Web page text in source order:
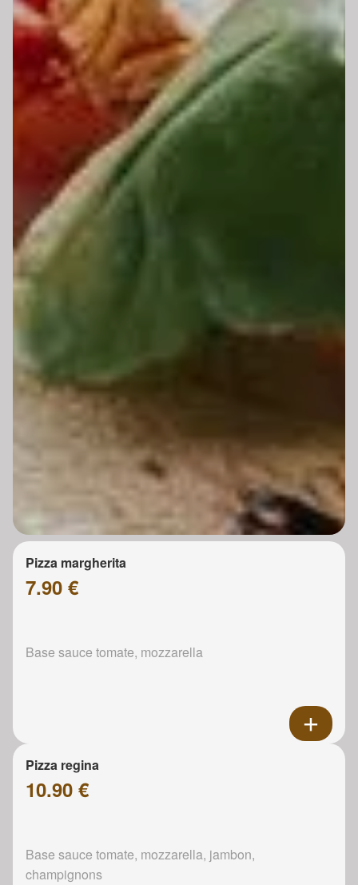
Pizza margherita
7.90 €
Base sauce tomate, mozzarella
Pizza regina
10.90 €
Base sauce tomate, mozzarella, jambon,
champignons